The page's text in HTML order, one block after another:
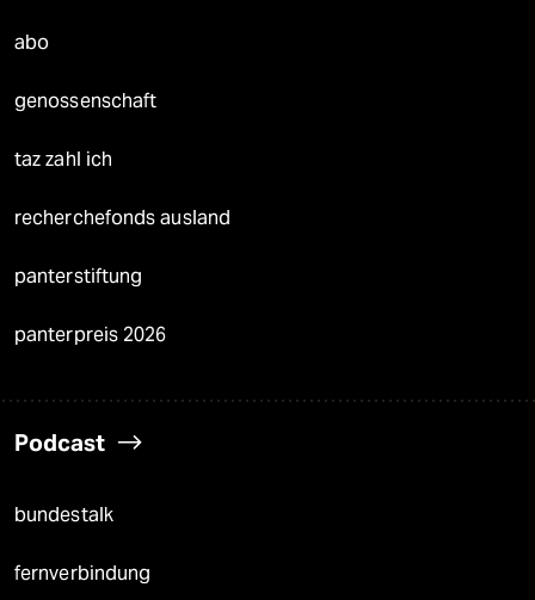
abo
genossenschaft
taz zahl ich
recherchefonds ausland
panterstiftung
panterpreis 2026
Podcast
bundestalk
fernverbindung